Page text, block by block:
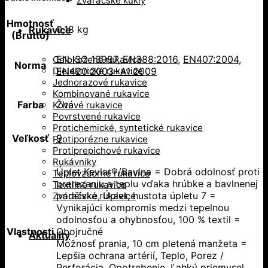
Rukavice
Celokožené rukavice
Dielektrické rukavice
Jednorazové rukavice
Kombinované rukavice
Kovové rukavice
Povrstvené rukavice
Protichemické, syntetické rukavice
Protiporézne rukavice
Protiprepichové rukavice
Rukávniky
Teplovzdorné rukavice
Textilné rukavice
Zváračské rukavice
Aktuality
Hmotnosť
(Brutto) 0,18 kg
Norma EN ISO 13997,EN388:2016, EN407:2004,
EN420:2003+A1:2009
Farba Žltá
Veľkosť 9
Vlastnosti
Úplet Kevlar®/Bavlna = Dobrá odolnosť proti
prerezaniu a teplu vďaka hrúbke a bavlnenej
podšívke, Úplet, hustota úpletu 7 =
Vynikajúci kompromis medzi tepelnou
odolnosťou a ohybnosťou, 100 % textil =
Obojručné
Možnosť prania, 10 cm pletená manžeta =
Lepšia ochrana artérií, Teplo, Porez /